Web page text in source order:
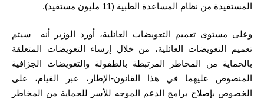
المستفيدة من نظام المساعدة الطبية (11 مليون مستفيد).
وعلى مستوى تعميم التعويضات العائلية، أورد الوزير أنه سيتم
تعميم التعويضات العائلية، من خلال إرساء التعويضات المتعلقة
بالحماية من المخاطر المرتبطة بالطفولة والتعويضات الجزافية
المنصوص عليهما في هذا القانون-الإطار، عبر القيام، على
الخصوص بإصلاح برامج الدعم الموجه للأسر للحماية من المخاطر